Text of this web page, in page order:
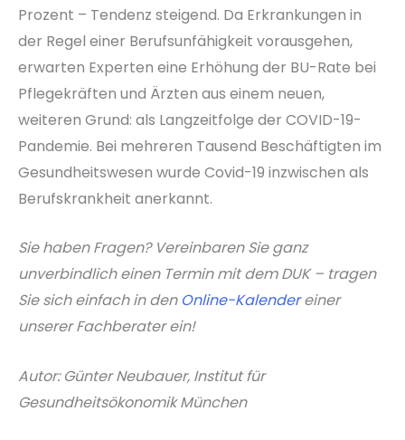
Prozent – Tendenz steigend. Da Erkrankungen in
der Regel einer Berufsunfähigkeit vorausgehen,
erwarten Experten eine Erhöhung der BU-Rate bei
Pflegekräften und Ärzten aus einem neuen,
weiteren Grund: als Langzeitfolge der COVID-19-
Pandemie. Bei mehreren Tausend Beschäftigten im
Gesundheitswesen wurde Covid-19 inzwischen als
Berufskrankheit anerkannt.
Sie haben Fragen? Vereinbaren Sie ganz
unverbindlich einen Termin mit dem DUK – tragen
Sie sich einfach in den Online-Kalendereiner
unserer Fachberater ein!
Autor: Günter Neubauer, Institut für
Gesundheitsökonomik München